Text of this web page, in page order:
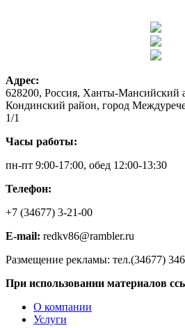
Адрес:
628200, Россия, Ханты-Мансийский
Кондинский район, город
1/1
Часы работы:
пн-пт 9:00-17:00, обед 12:00-13:30
Телефон:
+7 (34677) 3-21-00
E-mail: redkv86@rambler.ru
Размещение рекламы: тел.(34677)
При использовании материалов
О компании
Услуги